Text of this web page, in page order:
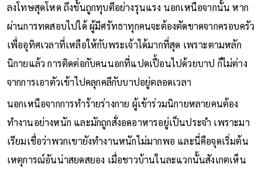
ลงโทษสุดโหด ถึงขั้นถูกทุบตีอย่างรุนแรง นอกเหนือจากนั้น หาก
ผ่านการทดสอบไปได้ ผู้มีศรัทธาทุกคนจะต้องตัดขาดจากครอบครัว
เพื่ออุทิศเวลาที่เหลือให้กับพระเจ้าได้มากที่สุด เพราะตามหลัก
นิกายแล้ว การติดต่อกับคนนอกที่แปดเปื้อนไปด้วยบาป ก็ไม่ต่าง
จากการเอาตัวเข้าไปคลุกคลีกับบาปอยู่ตลอดเวลา
นอกเหนือจากการทำร้ายร่างกาย ผู้เข้าร่วมนิกายหลายคนต้อง
ทำงานอย่างหนัก และมักถูกสั่งอดอาหารอยู่เป็นประจำ เพราะมา
เรียมเชื่อว่าพวกเขายังทำงานหนักไม่มากพอ และนี่คือจุดเริ่มต้น
เหตุการณ์อันน่าสยดสยอง เมื่อชาวบ้านในละแวกนั้นสังเกตเห็น